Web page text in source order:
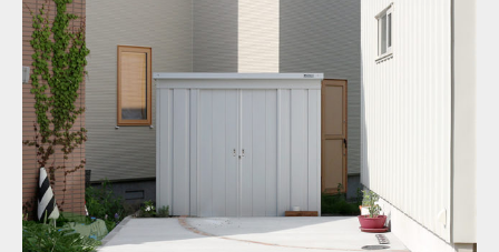
オープン ナチュラル
リート
ウッドデッキ インターロッキング
詳細
DESIGN
ZONE
ITEM
AREA